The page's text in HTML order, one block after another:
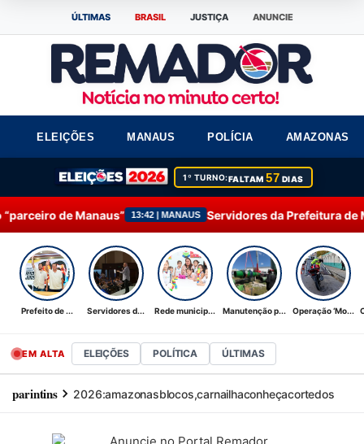
ÚLTIMAS BRASIL JUSTIÇA ANUNCIE
ELEIÇÕES MANAUS POLÍCIA AMAZONAS
1º TURNO:FALTAM57 DIAS
13:42 | MANAUS Servidores da Prefeitura de Manaus participam
Prefeito de ... Servidores d... Rede municip... Manutenção p... Operação ‘Mo...
EM ALTA ELEIÇÕES POLÍTICA ÚLTIMAS
parintins 2026:amazonasblocos,carnailhaconheçacortedos